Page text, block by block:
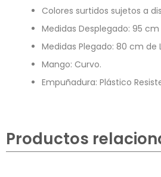
Colores surtidos sujetos a
Medidas Desplegado: 95
Medidas Plegado: 80 cm de
Mango: Curvo.
Empuñadura: Plástico
Productos